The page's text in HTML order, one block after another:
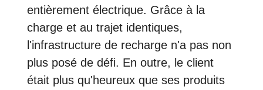
entièrement électrique. Grâce à la
charge et au trajet identiques,
l'infrastructure de recharge n'a pas non
plus posé de défi. En outre, le client
était plus qu'heureux que ses produits